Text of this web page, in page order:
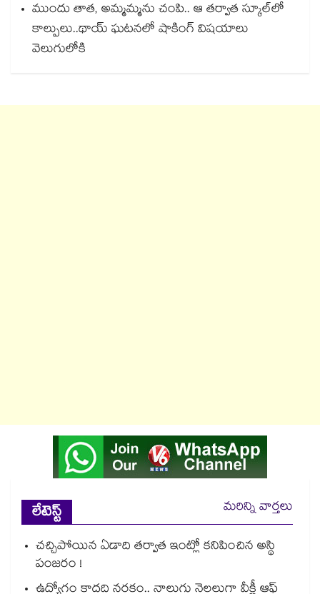
ముందు తాత, అమ్మమ్మను చంపి.. ఆ తర్వాత స్కూల్‌లో
కాల్పులు..థాయ్ ఘటనలో షాకింగ్ విషయాలు
వెలుగులోకి
లేటెస్ట్
మరిన్ని వార్తలు
చచ్చిపోయిన ఏడాది తర్వాత ఇంట్లో కనిపించిన అస్థి
పంజరం !